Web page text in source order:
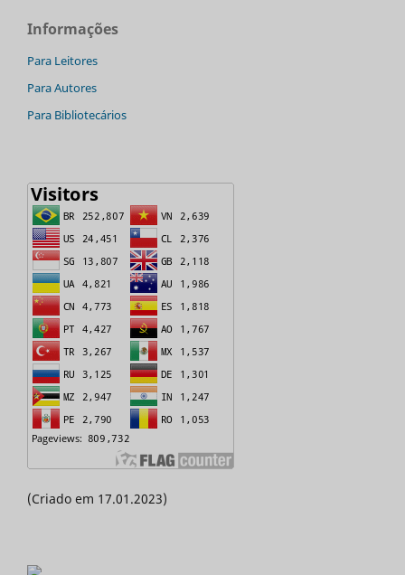
Informações
Para Leitores
Para Autores
Para Bibliotecários
(Criado em 17.01.2023)